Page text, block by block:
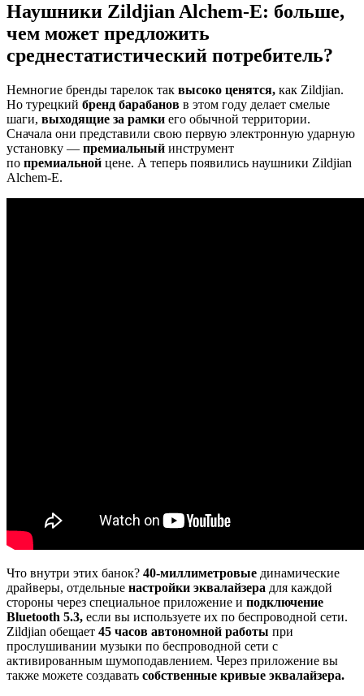
Наушники Zildjian Alchem-E: больше,
чем может предложить
среднестатистический потребитель?
Немногие бренды тарелок так высоко ценятся, как Zildjian.
Но турецкий бренд барабанов в этом году делает смелые
шаги, выходящие за рамки его обычной территории.
Сначала они представили свою первую электронную ударную
установку — премиальный инструмент
по премиальной цене. А теперь появились наушники Zildjian
Alchem-E.
Что внутри этих банок? 40-миллиметровые динамические
драйверы, отдельные настройки эквалайзера для каждой
стороны через специальное приложение и подключение
Bluetooth 5.3, если вы используете их по беспроводной сети.
Zildjian обещает 45 часов автономной работы при
прослушивании музыки по беспроводной сети с
активированным шумоподавлением. Через приложение вы
также можете создавать собственные кривые эквалайзера.